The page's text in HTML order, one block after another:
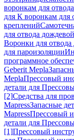
воронкам для
для К воронкам
креплений
для отвода
Воронки для
для пароизоляции
программное
Geberit Mepla
MeplaПрессовый
детали для
[2]Средства для
MapressЗапасные
MapressПрессовый
детали для
[1]Прессовый